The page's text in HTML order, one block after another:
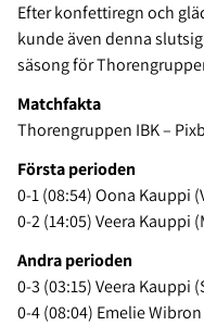
Efter konfettiregn och
kunde även denna
säsong för
Matchfakta
Thorengruppen IBK –
Första perioden
0-1 (08:54) Oona Kauppi
0-2 (14:05) Veera Kauppi
Andra perioden
0-3 (03:15) Veera Kauppi
0-4 (08:04) Emelie Wibron